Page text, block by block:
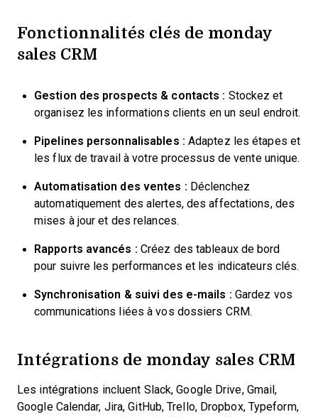
Fonctionnalités clés de monday
sales CRM
Gestion des prospects & contacts : Stockez et
organisez les informations clients en un seul endroit.
Pipelines personnalisables : Adaptez les étapes et
les flux de travail à votre processus de vente unique.
Automatisation des ventes : Déclenchez
automatiquement des alertes, des affectations, des
mises à jour et des relances.
Rapports avancés : Créez des tableaux de bord
pour suivre les performances et les indicateurs clés.
Synchronisation & suivi des e-mails : Gardez vos
communications liées à vos dossiers CRM.
Intégrations de monday sales CRM
Les intégrations incluent Slack, Google Drive, Gmail,
Google Calendar, Jira, GitHub, Trello, Dropbox, Typeform,